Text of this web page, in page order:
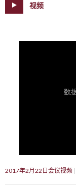
视频
2017年2月22日会议视频